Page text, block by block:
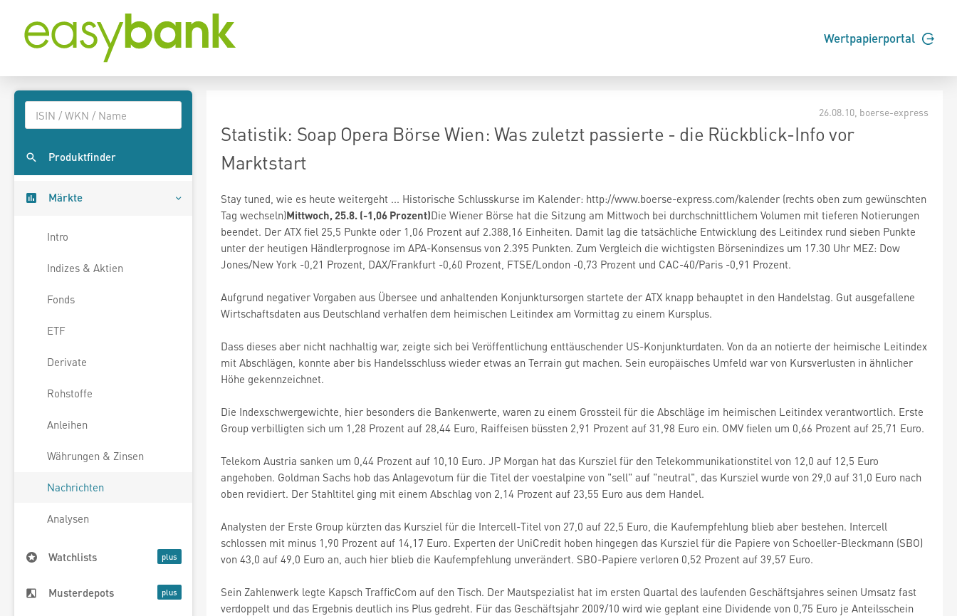
Wertpapierportal
Produktfinder
Märkte
Intro
Indizes & Aktien
Fonds
ETF
Derivate
Rohstoffe
Anleihen
Währungen & Zinsen
Nachrichten
Analysen
Watchlists
Musterdepots
26.08.10 , boerse-express
Statistik: Soap Opera Börse Wien: Was zuletzt passierte - die Rückblick-Info vor
Marktstart
Stay tuned, wie es heute weitergeht ... Historische Schlusskurse im Kalender: http://www.boerse-express.com/kalender (rechts oben zum gewünschten
Tag wechseln)Mittwoch, 25.8. (-1,06 Prozent)Die Wiener Börse hat die Sitzung am Mittwoch bei durchschnittlichem Volumen mit tieferen Notierungen
beendet. Der ATX fiel 25,5 Punkte oder 1,06 Prozent auf 2.388,16 Einheiten. Damit lag die tatsächliche Entwicklung des Leitindex rund sieben Punkte
unter der heutigen Händlerprognose im APA-Konsensus von 2.395 Punkten. Zum Vergleich die wichtigsten Börsenindizes um 17.30 Uhr MEZ: Dow
Jones/New York -0,21 Prozent, DAX/Frankfurt -0,60 Prozent, FTSE/London -0,73 Prozent und CAC-40/Paris -0,91 Prozent.
Aufgrund negativer Vorgaben aus Übersee und anhaltenden Konjunktursorgen startete der ATX knapp behauptet in den Handelstag. Gut ausgefallene
Wirtschaftsdaten aus Deutschland verhalfen dem heimischen Leitindex am Vormittag zu einem Kursplus.
Dass dieses aber nicht nachhaltig war, zeigte sich bei Veröffentlichung enttäuschender US-Konjunkturdaten. Von da an notierte der heimische Leitindex
mit Abschlägen, konnte aber bis Handelsschluss wieder etwas an Terrain gut machen. Sein europäisches Umfeld war von Kursverlusten in ähnlicher
Höhe gekennzeichnet.
Die Indexschwergewichte, hier besonders die Bankenwerte, waren zu einem Grossteil für die Abschläge im heimischen Leitindex verantwortlich. Erste
Group verbilligten sich um 1,28 Prozent auf 28,44 Euro, Raiffeisen büssten 2,91 Prozent auf 31,98 Euro ein. OMV fielen um 0,66 Prozent auf 25,71 Euro.
Telekom Austria sanken um 0,44 Prozent auf 10,10 Euro. JP Morgan hat das Kursziel für den Telekommunikationstitel von 12,0 auf 12,5 Euro
angehoben. Goldman Sachs hob das Anlagevotum für die Titel der voestalpine von "sell" auf "neutral", das Kursziel wurde von 29,0 auf 31,0 Euro nach
oben revidiert. Der Stahltitel ging mit einem Abschlag von 2,14 Prozent auf 23,55 Euro aus dem Handel.
Analysten der Erste Group kürzten das Kursziel für die Intercell-Titel von 27,0 auf 22,5 Euro, die Kaufempfehlung blieb aber bestehen. Intercell
schlossen mit minus 1,90 Prozent auf 14,17 Euro. Experten der UniCredit hoben hingegen das Kursziel für die Papiere von Schoeller-Bleckmann (SBO)
von 43,0 auf 49,0 Euro an, auch hier blieb die Kaufempfehlung unverändert. SBO-Papiere verloren 0,52 Prozent auf 39,57 Euro.
Sein Zahlenwerk legte Kapsch TrafficCom auf den Tisch. Der Mautspezialist hat im ersten Quartal des laufenden Geschäftsjahres seinen Umsatz fast
verdoppelt und das Ergebnis deutlich ins Plus gedreht. Für das Geschäftsjahr 2009/10 wird wie geplant eine Dividende von 0,75 Euro je Anteilsschein